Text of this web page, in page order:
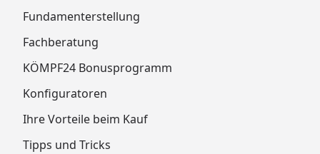
Fundamenterstellung
Fachberatung
KÖMPF24 Bonusprogramm
Konfiguratoren
Ihre Vorteile beim Kauf
Tipps und Tricks